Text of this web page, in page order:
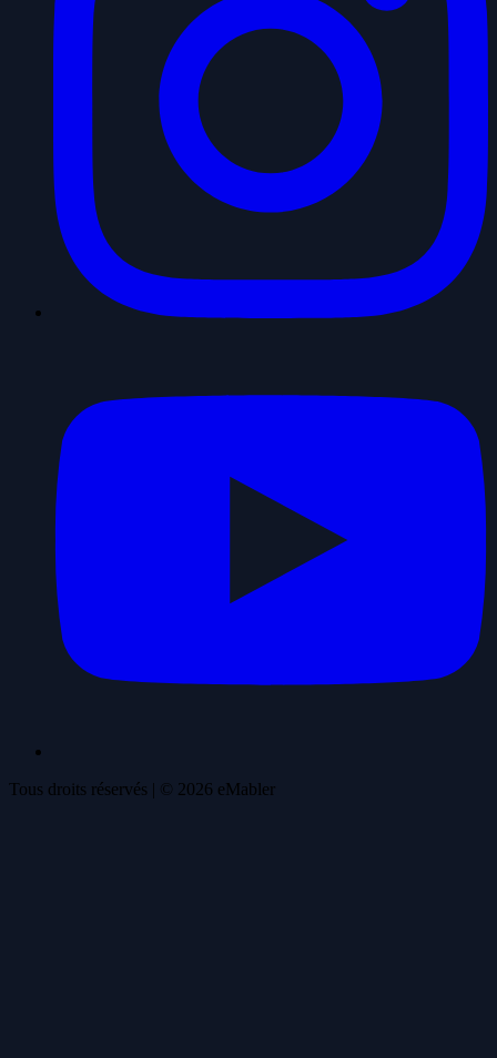
Tous droits réservés | © 2026 eMabler